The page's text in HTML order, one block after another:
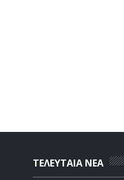
ΤΕΛΕΥΤΑΙΑ ΝΕΑ